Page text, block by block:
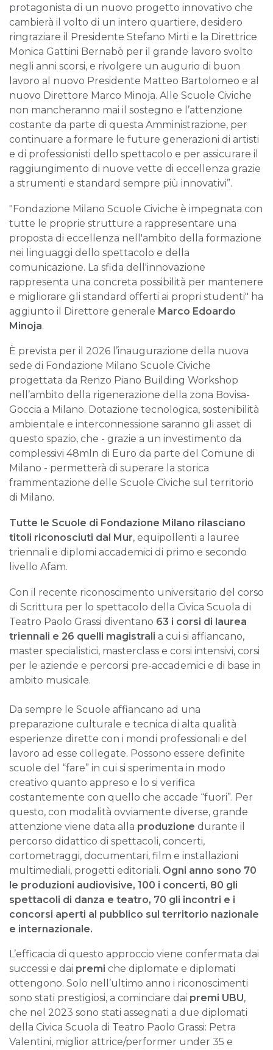
protagonista di un nuovo progetto innovativo che
cambierà il volto di un intero quartiere, desidero
ringraziare il Presidente Stefano Mirti e la Direttrice
Monica Gattini Bernabò per il grande lavoro svolto
negli anni scorsi, e rivolgere un augurio di buon
lavoro al nuovo Presidente Matteo Bartolomeo e al
nuovo Direttore Marco Minoja. Alle Scuole Civiche
non mancheranno mai il sostegno e l’attenzione
costante da parte di questa Amministrazione, per
continuare a formare le future generazioni di artisti
e di professionisti dello spettacolo e per assicurare il
raggiungimento di nuove vette di eccellenza grazie
a strumenti e standard sempre più innovativi”.
"Fondazione Milano Scuole Civiche è impegnata con
tutte le proprie strutture a rappresentare una
proposta di eccellenza nell'ambito della formazione
nei linguaggi dello spettacolo e della
comunicazione. La sfida dell'innovazione
rappresenta una concreta possibilità per mantenere
e migliorare gli standard offerti ai propri studenti" ha
aggiunto il Direttore generale Marco Edoardo
Minoja.
È prevista per il 2026 l’inaugurazione della nuova
sede di Fondazione Milano Scuole Civiche
progettata da Renzo Piano Building Workshop
nell’ambito della rigenerazione della zona Bovisa-
Goccia a Milano. Dotazione tecnologica, sostenibilità
ambientale e interconnessione saranno gli asset di
questo spazio, che - grazie a un investimento da
complessivi 48mln di Euro da parte del Comune di
Milano - permetterà di superare la storica
frammentazione delle Scuole Civiche sul territorio
di Milano.
Tutte le Scuole di Fondazione Milano rilasciano
titoli riconosciuti dal Mur, equipollenti a lauree
triennali e diplomi accademici di primo e secondo
livello Afam.
Con il recente riconoscimento universitario del corso
di Scrittura per lo spettacolo della Civica Scuola di
Teatro Paolo Grassi diventano 63 i corsi di laurea
triennali e 26 quelli magistrali a cui si affiancano,
master specialistici, masterclass e corsi intensivi, corsi
per le aziende e percorsi pre-accademici e di base in
ambito musicale.
Da sempre le Scuole affiancano ad una
preparazione culturale e tecnica di alta qualità
esperienze dirette con i mondi professionali e del
lavoro ad esse collegate. Possono essere definite
scuole del “fare” in cui si sperimenta in modo
creativo quanto appreso e lo si verifica
costantemente con quello che accade “fuori”. Per
questo, con modalità ovviamente diverse, grande
attenzione viene data alla produzione durante il
percorso didattico di spettacoli, concerti,
cortometraggi, documentari, film e installazioni
multimediali, progetti editoriali. Ogni anno sono 70
le produzioni audiovisive, 100 i concerti, 80 gli
spettacoli di danza e teatro, 70 gli incontri e i
concorsi aperti al pubblico sul territorio nazionale
e internazionale.
L’efficacia di questo approccio viene confermata dai
successi e dai premi che diplomate e diplomati
ottengono. Solo nell’ultimo anno i riconoscimenti
sono stati prestigiosi, a cominciare dai premi UBU,
che nel 2023 sono stati assegnati a due diplomati
della Civica Scuola di Teatro Paolo Grassi: Petra
Valentini, miglior attrice/performer under 35 e